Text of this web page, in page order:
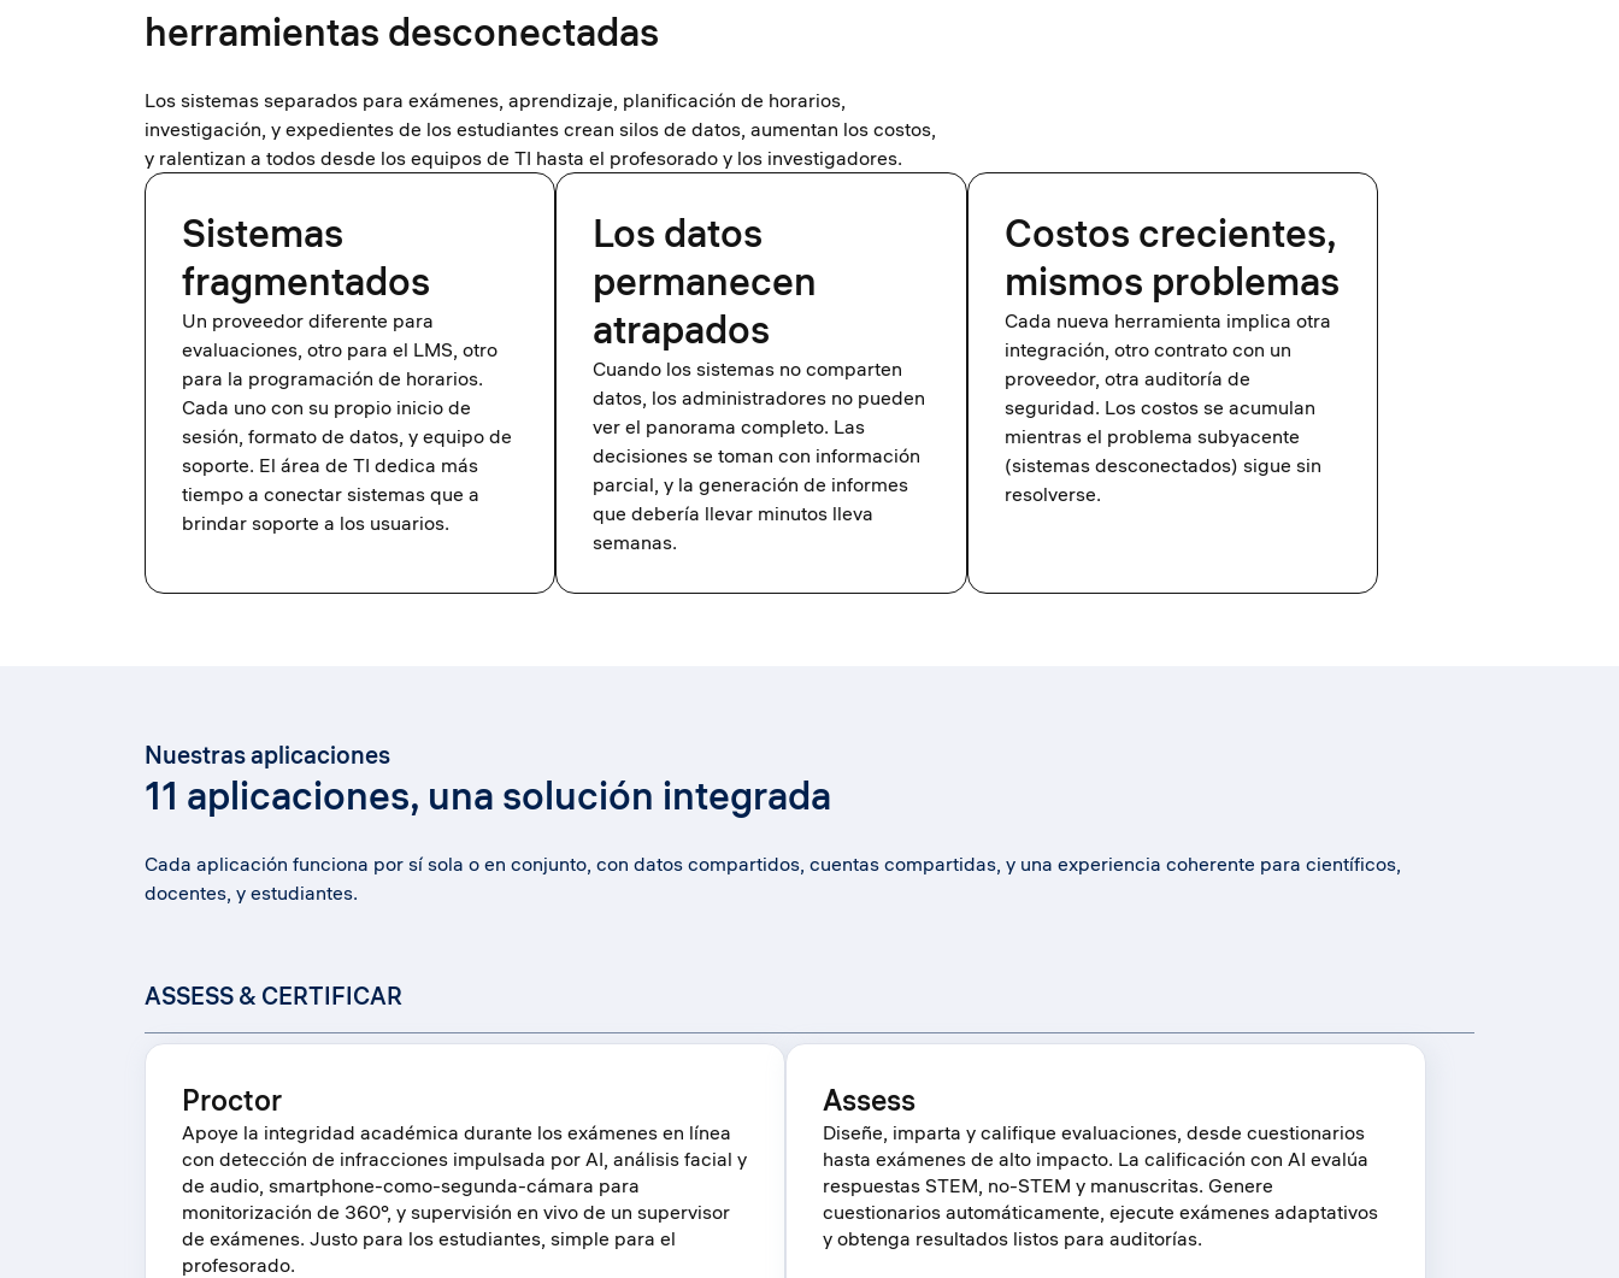
herramientas desconectadas
Los sistemas separados para exámenes, aprendizaje, planificación de horarios,
investigación, y expedientes de los estudiantes crean silos de datos, aumentan los costos,
y ralentizan a todos desde los equipos de TI hasta el profesorado y los investigadores.
Sistemas
fragmentados
Un proveedor diferente para
evaluaciones, otro para el LMS, otro
para la programación de horarios.
Cada uno con su propio inicio de
sesión, formato de datos, y equipo de
soporte. El área de TI dedica más
tiempo a conectar sistemas que a
brindar soporte a los usuarios.
Los datos
permanecen
atrapados
Cuando los sistemas no comparten
datos, los administradores no pueden
ver el panorama completo. Las
decisiones se toman con información
parcial, y la generación de informes
que debería llevar minutos lleva
semanas.
Costos crecientes,
mismos problemas
Cada nueva herramienta implica otra
integración, otro contrato con un
proveedor, otra auditoría de
seguridad. Los costos se acumulan
mientras el problema subyacente
(sistemas desconectados) sigue sin
resolverse.
Nuestras aplicaciones
11 aplicaciones, una solución integrada
Cada aplicación funciona por sí sola o en conjunto, con datos compartidos, cuentas compartidas, y una experiencia coherente para científicos,
docentes, y estudiantes.
ASSESS & CERTIFICAR
Proctor
Apoye la integridad académica durante los exámenes en línea
con detección de infracciones impulsada por AI, análisis facial y
de audio, smartphone-como-segunda-cámara para
monitorización de 360°, y supervisión en vivo de un supervisor
de exámenes. Justo para los estudiantes, simple para el
profesorado.
Assess
Diseñe, imparta y califique evaluaciones, desde cuestionarios
hasta exámenes de alto impacto. La calificación con AI evalúa
respuestas STEM, no-STEM y manuscritas. Genere
cuestionarios automáticamente, ejecute exámenes adaptativos
y obtenga resultados listos para auditorías.